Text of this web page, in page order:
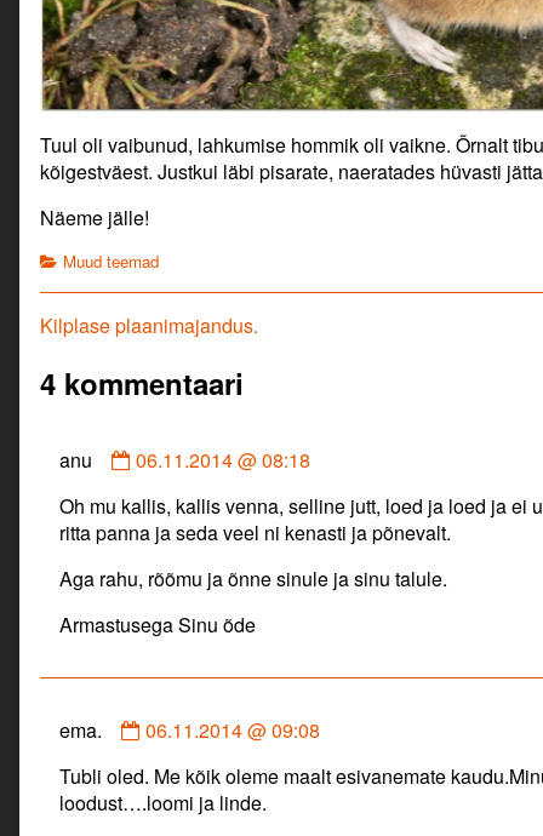
Tuul oli vaibunud, lahkumise hommik oli vaikne. Õrnalt
kõigestväest. Justkui läbi pisarate, naeratades hüvasti
Näeme jälle!
Categories
Muud teemad
Navigeerimine
Previous
Kilplase plaanimajandus.
4 kommentaari
anu
Comment
anu
published
06.11.2014 @ 08:18
Oh mu kallis, kallis venna, selline jutt, loed ja loed ja ei
ritta panna ja seda veel ni kenasti ja põnevalt.
Aga rahu, rõõmu ja õnne sinule ja sinu talule.
Armastusega Sinu õde
ema.
Comment
ema.
published
06.11.2014 @ 09:08
Tubli oled. Me kõik oleme maalt esivanemate
loodust….loomi ja linde.